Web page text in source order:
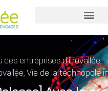
des entreprises d'inovallée,
, Vie de la technopole